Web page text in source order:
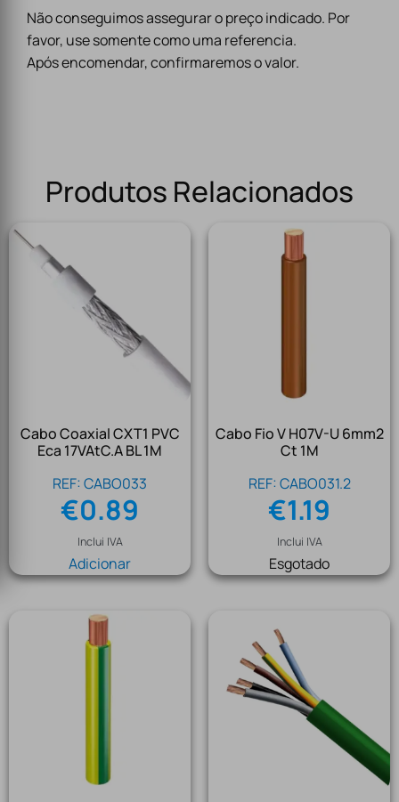
Não conseguimos assegurar o preço indicado. Por
favor, use somente como uma referencia.
Após encomendar, confirmaremos o valor.
Produtos Relacionados
Cabo Coaxial CXT1 PVC
Eca 17VAtC.A BL 1M
REF: CABO033
€0.89
Inclui IVA
Adicionar
Cabo Fio V H07V-U 6mm2
Ct 1M
REF: CABO031.2
€1.19
Inclui IVA
Esgotado